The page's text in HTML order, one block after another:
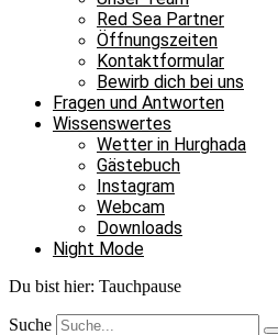
Red Sea Partner
Öffnungszeiten
Kontaktformular
Bewirb dich bei uns
Fragen und Antworten
Wissenswertes
Wetter in Hurghada
Gästebuch
Instagram
Webcam
Downloads
Night Mode
Du bist hier: Tauchpause
Suche